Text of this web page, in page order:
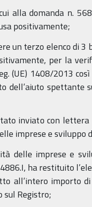
alla domanda n.
positivamente;
un terzo elenco di
per la
(UE) 1408/2013
dell’aiuto spettante
inviato con lettera
imprese e sviluppo
delle imprese e
ha restituito
all’intero importo
sul Registro;